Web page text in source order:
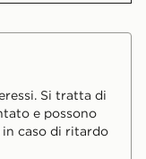
Si tratta di
e possono
caso di ritardo